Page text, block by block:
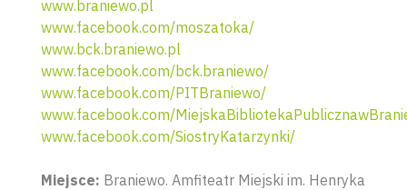
www.braniewo.pl
www.facebook.com/moszatoka/
www.bck.braniewo.pl
www.facebook.com/bck.braniewo/
www.facebook.com/PITBraniewo/
www.facebook.com/
www.facebook.com/SiostryKatarzynki/
Miejsce: Braniewo. Amfiteatr Miejski im. Henryka